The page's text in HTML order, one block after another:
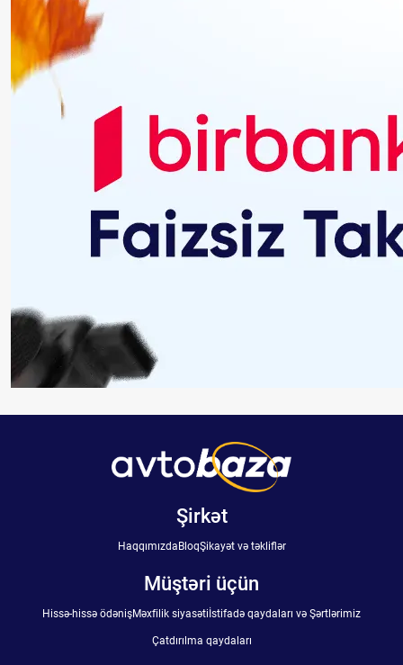
Şirkət
HaqqımızdaBloqŞikayət və təkliflər
Müştəri üçün
Hissə-hissə ödənişMəxfilik siyasətiİstifadə qaydaları və Şərtlərimiz
Çatdırılma qaydaları